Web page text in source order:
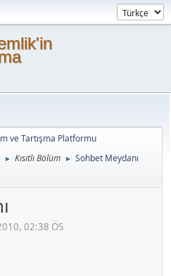
ve Tartışma Platformu
► Kısıtlı Bölüm ► Sohbet Meydanı
02:38 ÖS